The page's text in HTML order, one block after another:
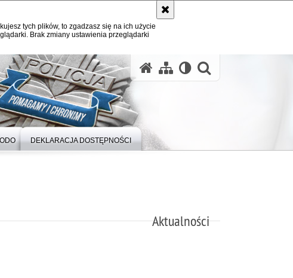
tych plików, to zgadzasz się na ich użycie
Brak zmiany ustawienia przeglądarki
DEKLARACJA DOSTĘPNOŚCI
Aktualności